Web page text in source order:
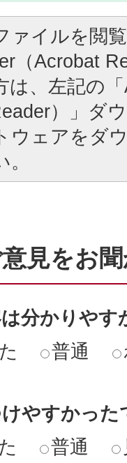
ァイルを閲
（Acrobat
は、左記の
）」ダ
ウェアをダ
見をお
分かりやす
普通
やすかった
普通